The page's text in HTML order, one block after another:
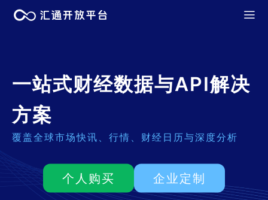
一站式财经数据与API解决
方案
覆盖全球市场快讯、行情、财经日历与深度分析
个人购买 企业定制